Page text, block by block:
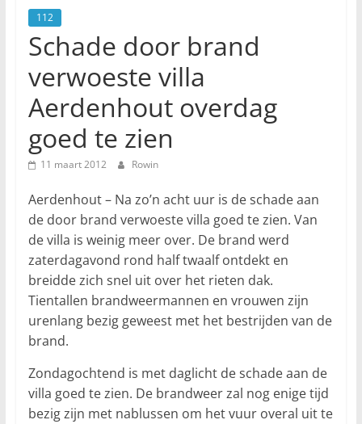
112
Schade door brand
verwoeste villa
Aerdenhout overdag
goed te zien
11 maart 2012 Rowin
Aerdenhout – Na zo’n acht uur is de schade aan
de door brand verwoeste villa goed te zien. Van
de villa is weinig meer over. De brand werd
zaterdagavond rond half twaalf ontdekt en
breidde zich snel uit over het rieten dak.
Tientallen brandweermannen en vrouwen zijn
urenlang bezig geweest met het bestrijden van de
brand.
Zondagochtend is met daglicht de schade aan de
villa goed te zien. De brandweer zal nog enige tijd
bezig zijn met nablussen om het vuur overal uit te